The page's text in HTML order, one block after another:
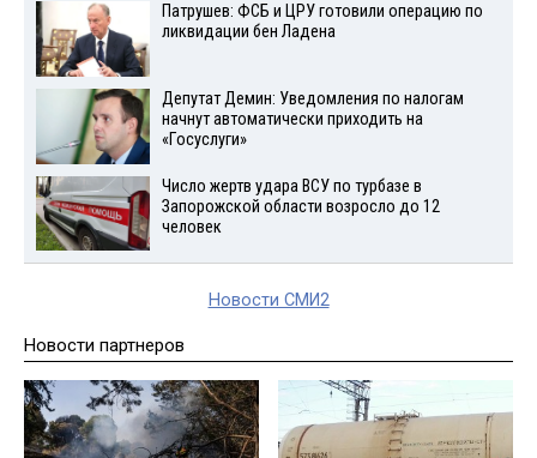
Патрушев: ФСБ и ЦРУ готовили операцию по
ликвидации бен Ладена
Депутат Демин: Уведомления по налогам
начнут автоматически приходить на
«Госуслуги»
Число жертв удара ВСУ по турбазе в
Запорожской области возросло до 12
человек
Новости СМИ2
Новости партнеров